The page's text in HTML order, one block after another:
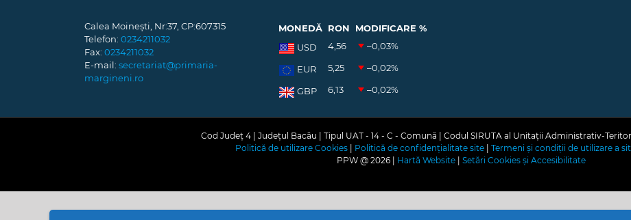
Calea Moinești, Nr:37, CP:607315
Telefon: 0234211032
Fax: 0234211032
E-mail: secretariat@primaria-
margineni.ro
MONEDĂ RON
MODIFICARE %
USD
4,56 –0,03%
EUR 5,25 –0,02%
GBP 6,13 –0,02%
Cod Județ 4 | Județul Bacău | Tipul UAT - 14 - C - Comună | Codul SIRUTA al Unitații Administrativ-
Politică de utilizare Cookies
Politică de confidențialitate site Termeni și condiții de utilizare a
PPW @ 2026 | Hartă Website| Setări Cookies și Accesibilitate